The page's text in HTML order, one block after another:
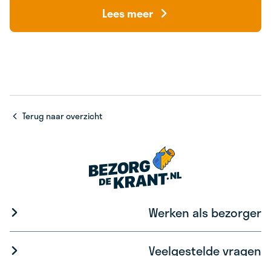
Lees meer
Terug naar overzicht
Werken als bezorger
Veelgestelde vragen